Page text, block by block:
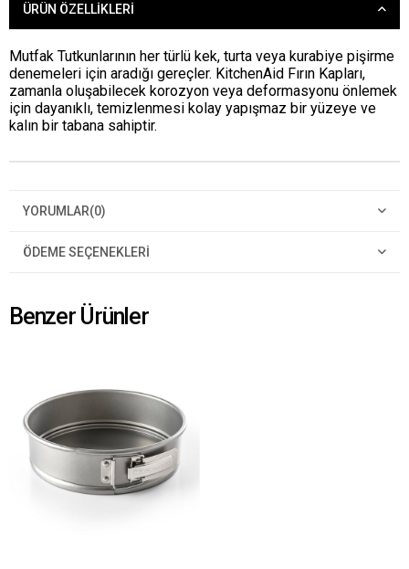
ÜRÜN ÖZELLIKLERI
Mutfak Tutkunlarının her türlü kek, turta veya kurabiye pişirme
denemeleri için aradığı gereçler. KitchenAid Fırın Kapları,
zamanla oluşabilecek korozyon veya deformasyonu önlemek
için dayanıklı, temizlenmesi kolay yapışmaz bir yüzeye ve
kalın bir tabana sahiptir.
YORUMLAR(0)
ÖDEME SEÇENEKLERI
Benzer Ürünler